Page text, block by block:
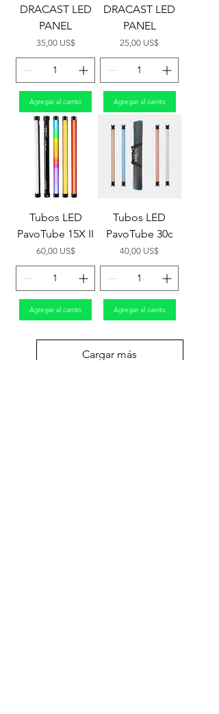
DRACAST LED
PANEL
Precio
35,00 US$
Agregar al carrito
DRACAST LED
PANEL
Precio
25,00 US$
Agregar al carrito
Tubos LED
PavoTube 15X II
Precio
60,00 US$
Agregar al carrito
Tubos LED
PavoTube 30c
Precio
40,00 US$
Agregar al carrito
Cargar más